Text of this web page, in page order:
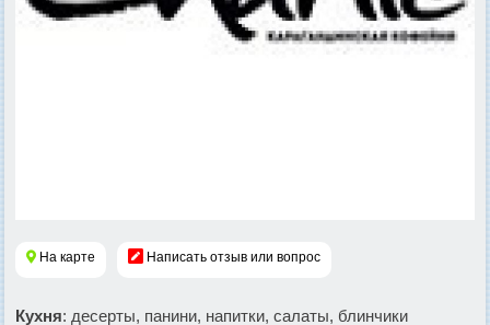
На карте Написать отзыв или вопрос
Кухня: десерты, панини, напитки, салаты, блинчики